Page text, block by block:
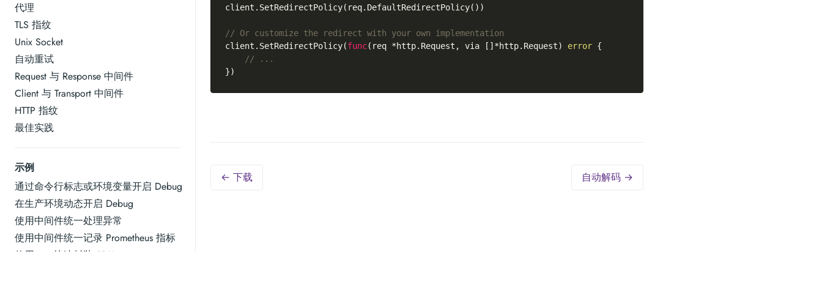
代理
TLS 指纹
Unix Socket
自动重试
Request 与 Response 中间件
Client 与 Transport 中间件
HTTP 指纹
最佳实践
示例
通过命令行标志或环境变量开启 Debug
在生产环境动态开启 Debug
使用中间件统一处理异常
使用中间件统一记录 Prometheus 指标
使用 req 快速封装 SDK
client.SetRedirectPolicy(req.DefaultRedirectPolicy())
// Or customize the redirect with your own implementation
client.SetRedirectPolicy(func(req *http.Request, via []*http.Request) error {
// ...
← 下载 自动解码 →